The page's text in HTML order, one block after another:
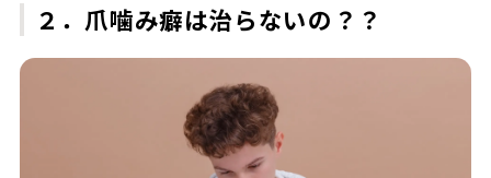
２．爪噛み癖は治らないの？？